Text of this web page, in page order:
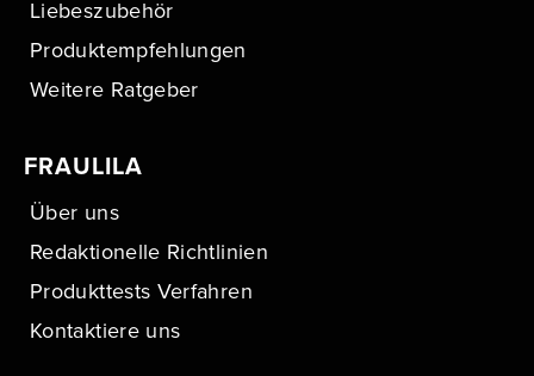
Liebeszubehör
Produktempfehlungen
Weitere Ratgeber
FRAULILA
Über uns
Redaktionelle Richtlinien
Produkttests Verfahren
Kontaktiere uns